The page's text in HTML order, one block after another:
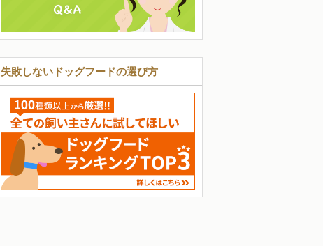
失敗しないドッグフードの選び方